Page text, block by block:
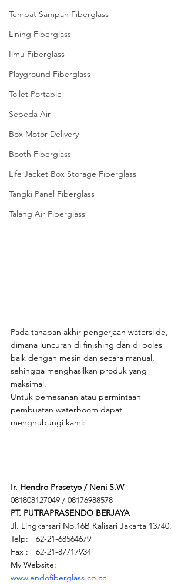
Tempat Sampah Fiberglass
Lining Fiberglass
Ilmu Fiberglass
Playground Fiberglass
Toilet Portable
Sepeda Air
Box Motor Delivery
Booth Fiberglass
Life Jacket Box Storage Fiberglass
Tangki Panel Fiberglass
Talang Air Fiberglass
Pada tahapan akhir pengerjaan waterslide,
dimana luncuran di finishing dan di poles
baik dengan mesin dan secara manual,
sehingga menghasilkan produk yang
maksimal.
Untuk pemesanan atau permintaan
pembuatan waterboom dapat
menghubungi kami:
Ir. Hendro Prasetyo / Neni S.W
081808127049 / 08176988578
PT. PUTRAPRASENDO BERJAYA
Jl. Lingkarsari No.16B Kalisari Jakarta 13740.
Telp: +62-21-68564679
Fax : +62-21-87717934
My Website:
www.endofiberglass.co.cc